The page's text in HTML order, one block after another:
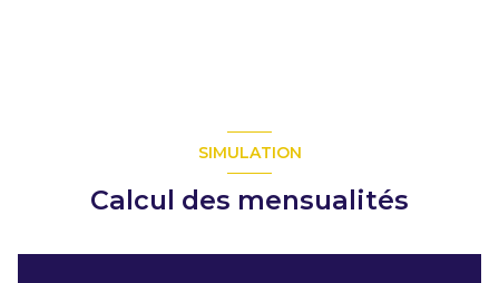
SIMULATION
Calcul des mensualités